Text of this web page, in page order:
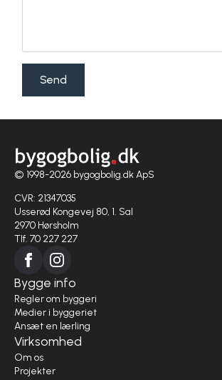
Send
© 1998-2026 bygogbolig.dk ApS
CVR: 21347035
Usserød Kongevej 80, 1. Sal
2970 Hørsholm
Tlf. 70 227 227
Bygge info
Regler om byggeri
Medier i byggeriet
Ansæt en lærling
Virksomhed
Om os
Projekter